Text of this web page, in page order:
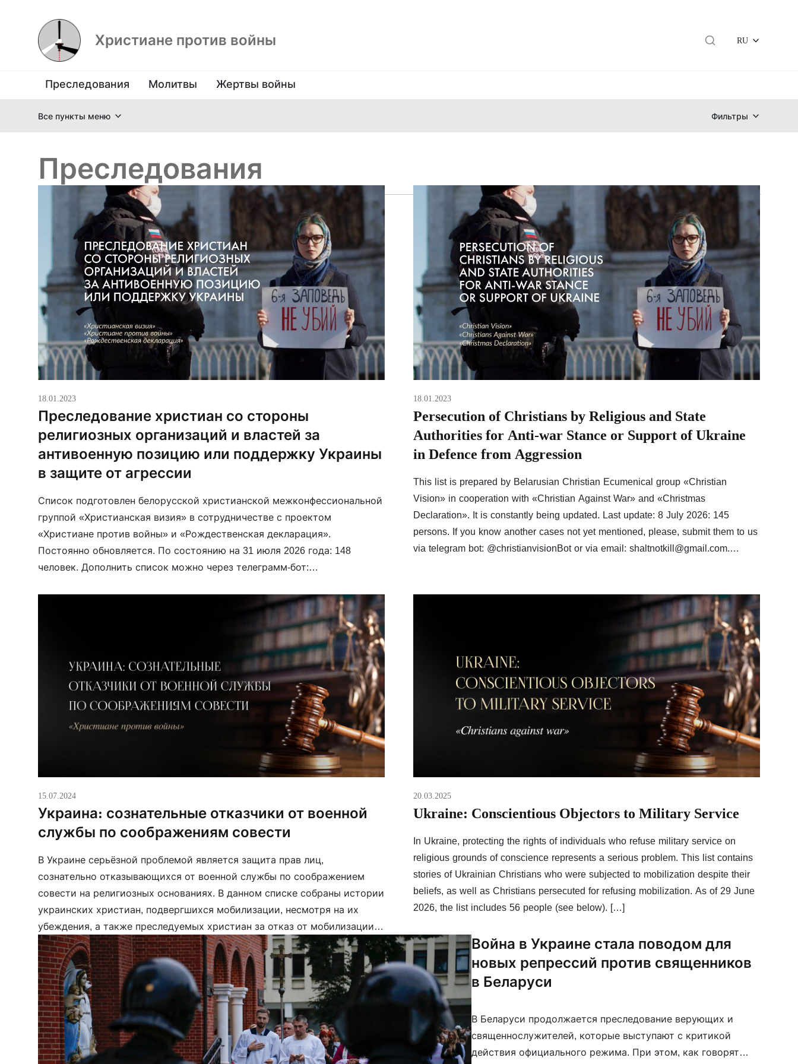
Христиане против войны RU
Преследования Молитвы Жертвы войны
Все пункты меню Фильтры
Преследования
18.01.2023
Преследование христиан со стороны
религиозных организаций и властей за
антивоенную позицию или поддержку Украины
в защите от агрессии
Список подготовлен белорусской христианской межконфессиональной
группой «Христианская визия» в сотрудничестве с проектом
«Христиане против войны» и «Рождественская декларация».
Постоянно обновляется. По состоянию на 31 июля 2026 года: 148
человек. Дополнить список можно через телеграмм-бот:
Адвентисты седьмого дня 1. Ягелло Алексей, проповедник, АСД
(Гомель) Белорусская греко-католическая церковь 2. Егоров Василий,
18.01.2023
Persecution of Christians by Religious and State
Authorities for Anti-war Stance or Support of Ukraine
in Defence from Aggression
This list is prepared by Belarusian Christian Ecumenical group «Christian
Vision» in cooperation with «Christian Against War» and «Christmas
Declaration». It is constantly being updated. Last update: 8 July 2026: 145
persons. If you know another cases not yet mentioned, please, submit them to us
via telegram bot: @christianvisionBot or via email: shaltnotkill@gmail.com.
15.07.2024
Украина: сознательные отказчики от военной
службы по соображениям совести
В Украине серьёзной проблемой является защита прав лиц,
сознательно отказывающихся от военной службы по соображением
совести на религиозных основаниях. В данном списке собраны истории
украинских христиан, подвергшихся мобилизации, несмотря на их
убеждения, а также преследуемых христиан за отказ от мобилизации.
По состоянию на 29 июня 2026 года в списке 56 человек (см. ниже). Это
далеко […]
20.03.2025
Ukraine: Conscientious Objectors to Military Service
In Ukraine, protecting the rights of individuals who refuse military service on
religious grounds of conscience represents a serious problem. This list contains
stories of Ukrainian Christians who were subjected to mobilization despite their
beliefs, as well as Christians persecuted for refusing mobilization. As of 29 June
2026, the list includes 56 people (see below). […]
Война в Украине стала поводом для
новых репрессий против священников
в Беларуси
В Беларуси продолжается преследование верующих и
священнослужителей, которые выступают с критикой
действия официального режима. При этом, как говорят